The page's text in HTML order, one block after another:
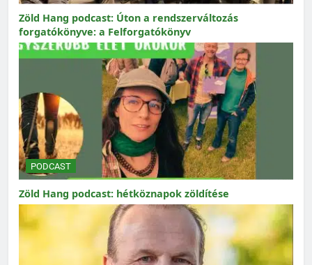
Zöld Hang podcast: Úton a rendszerváltozás
forgatókönyve: a Felforgatókönyv
PODCAST
Zöld Hang podcast: hétköznapok zöldítése